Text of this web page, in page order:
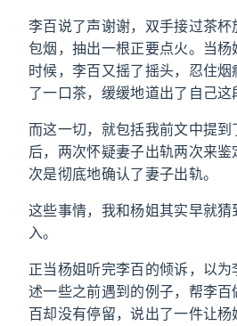
李百说了声谢谢，双手接过茶
包烟，抽出一根正要点火。当
时候，李百又摇了摇头，忍住
了一口茶，缓缓地道出了自己这
而这一切，就包括我前文中提
后，两次怀疑妻子出轨两次来
次是彻底地确认了妻子出轨。
这些事情，我和杨姐其实早就
入。
正当杨姐听完李百的倾诉，以
述一些之前遇到的例子，帮李
百却没有停留，说出了一件让